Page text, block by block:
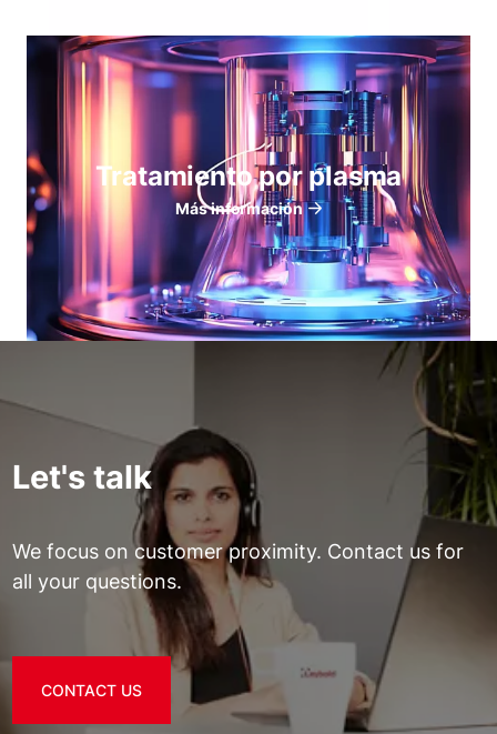
Tratamiento por plasma
Más información
Let's talk
We focus on customer proximity. Contact us for
all your questions.
CONTACT US